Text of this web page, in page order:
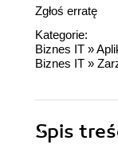
Zgłoś erratę
Kategorie:
Biznes IT »
Biznes IT »
Spis